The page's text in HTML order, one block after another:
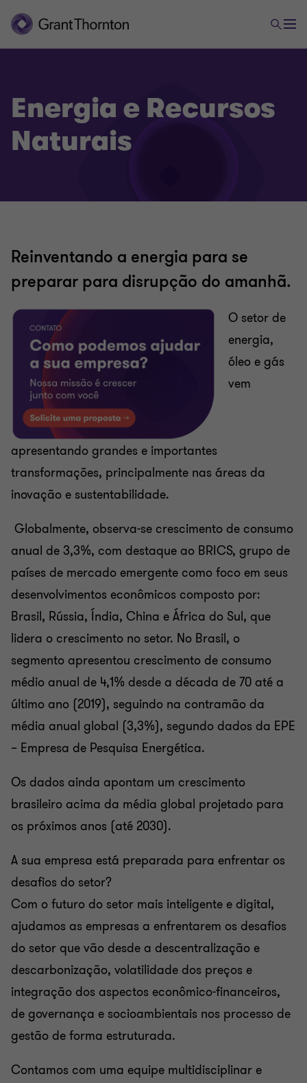
Energia e Recursos
Naturais
Reinventando a energia para se
preparar para disrupção do amanhã.
O setor de
energia,
óleo e gás
vem
apresentando grandes e importantes
transformações, principalmente nas áreas da
inovação e sustentabilidade.
Globalmente, observa-se crescimento de consumo
anual de 3,3%, com destaque ao BRICS, grupo de
países de mercado emergente como foco em seus
desenvolvimentos econômicos composto por:
Brasil, Rússia, Índia, China e África do Sul, que
lidera o crescimento no setor. No Brasil, o
segmento apresentou crescimento de consumo
médio anual de 4,1% desde a década de 70 até a
último ano (2019), seguindo na contramão da
média anual global (3,3%), segundo dados da EPE
– Empresa de Pesquisa Energética.
Os dados ainda apontam um crescimento
brasileiro acima da média global projetado para
os próximos anos (até 2030).
A sua empresa está preparada para enfrentar os
desafios do setor?
Com o futuro do setor mais inteligente e digital,
ajudamos as empresas a enfrentarem os desafios
do setor que vão desde a descentralização e
descarbonização, volatilidade dos preços e
integração dos aspectos econômico-financeiros,
de governança e socioambientais nos processo de
gestão de forma estruturada.
Contamos com uma equipe multidisciplinar e